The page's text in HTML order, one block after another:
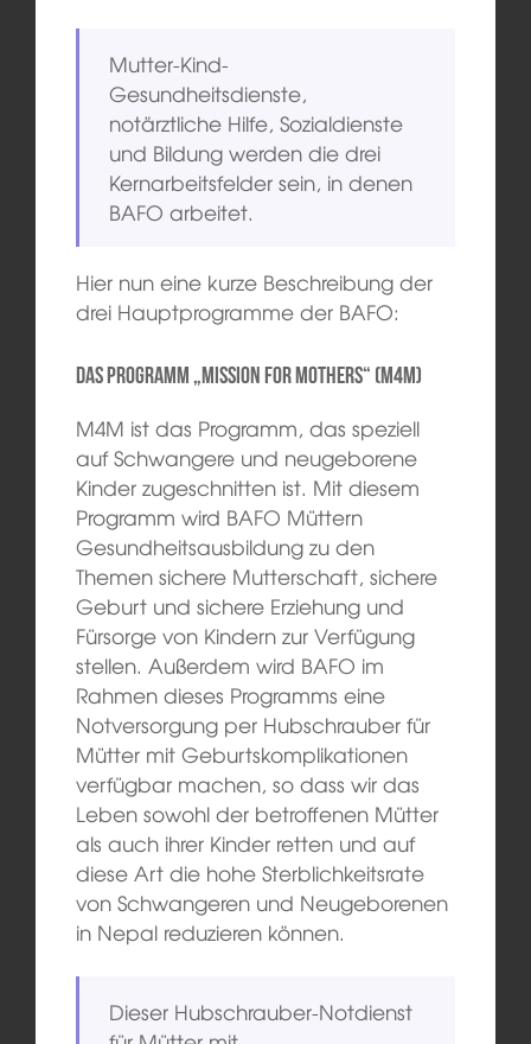
Mutter-Kind-
Gesundheitsdienste,
notärztliche Hilfe, Sozialdienste
und Bildung werden die drei
Kernarbeitsfelder sein, in denen
BAFO arbeitet.
Hier nun eine kurze Beschreibung der
drei Hauptprogramme der BAFO:
Das Programm „Mission for Mothers“ (M4M)
M4M ist das Programm, das speziell
auf Schwangere und neugeborene
Kinder zugeschnitten ist. Mit diesem
Programm wird BAFO Müttern
Gesundheitsausbildung zu den
Themen sichere Mutterschaft, sichere
Geburt und sichere Erziehung und
Fürsorge von Kindern zur Verfügung
stellen. Außerdem wird BAFO im
Rahmen dieses Programms eine
Notversorgung per Hubschrauber für
Mütter mit Geburtskomplikationen
verfügbar machen, so dass wir das
Leben sowohl der betroffenen Mütter
als auch ihrer Kinder retten und auf
diese Art die hohe Sterblichkeitsrate
von Schwangeren und Neugeborenen
in Nepal reduzieren können.
Dieser Hubschrauber-Notdienst